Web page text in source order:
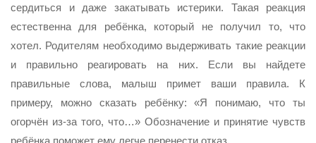
сердиться и даже закатывать истерики. Такая реакция
естественна для ребёнка, который не получил то, что
хотел. Родителям необходимо выдерживать такие реакции
и правильно реагировать на них. Если вы найдете
правильные слова, малыш примет ваши правила. К
примеру, можно сказать ребёнку: «Я понимаю, что ты
огорчён из-за того, что…» Обозначение и принятие чувств
ребёнка поможет ему легче перенести отказ.